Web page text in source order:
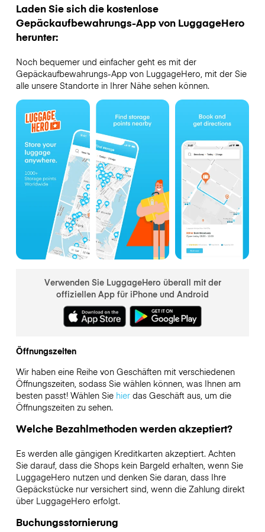
Laden Sie sich die kostenlose
Gepäckaufbewahrungs-App von LuggageHero
herunter:
Noch bequemer und einfacher geht es mit der
Gepäckaufbewahrungs-App von LuggageHero, mit der Sie
alle unsere Standorte in Ihrer Nähe sehen können.
Verwenden Sie LuggageHero überall mit der
offiziellen App für iPhone und Android
Öffnungszeiten
Wir haben eine Reihe von Geschäften mit verschiedenen
Öffnungszeiten, sodass Sie wählen können, was Ihnen am
besten passt! Wählen Sie hierdas Geschäft aus, um die
Öffnungszeiten zu sehen.
Welche Bezahlmethoden werden akzeptiert?
Es werden alle gängigen Kreditkarten akzeptiert. Achten
Sie darauf, dass die Shops kein Bargeld erhalten, wenn Sie
LuggageHero nutzen und denken Sie daran, dass Ihre
Gepäckstücke nur versichert sind, wenn die Zahlung direkt
über LuggageHero erfolgt.
Buchungsstornierung